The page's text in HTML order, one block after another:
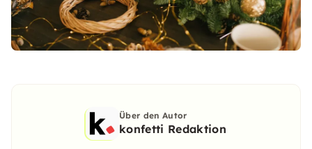
Über den Autor
konfetti Redaktion